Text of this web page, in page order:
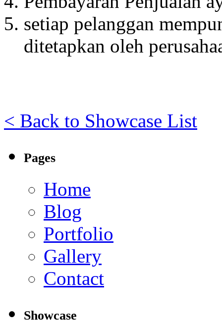
setiap pelanggan
ditetapkan oleh
< Back to Showcase List
Pages
Home
Blog
Portfolio
Gallery
Contact
Showcase